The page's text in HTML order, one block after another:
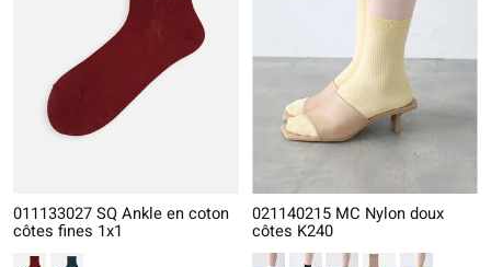
011133027 SQ Ankle en coton
côtes fines 1x1
021140215 MC Nylon doux
côtes K240